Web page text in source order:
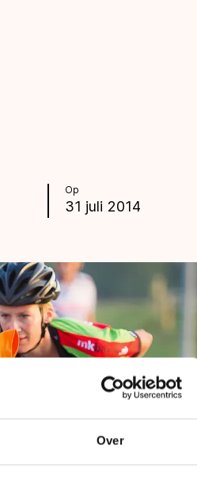
Over
Op
31 juli 2014